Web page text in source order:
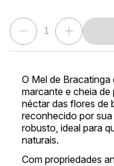
O Mel de Bracatinga
marcante e cheia
néctar das flores de
reconhecido por
robusto, ideal para
naturais.
Com propriedades